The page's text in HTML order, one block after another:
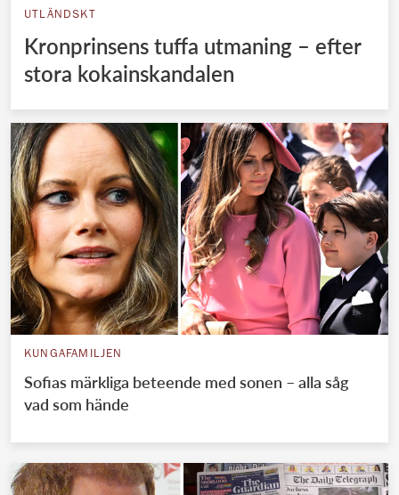
UTLÄNDSKT
Kronprinsens tuffa utmaning – efter
stora kokainskandalen
KUNGAFAMILJEN
Sofias märkliga beteende med sonen – alla såg
vad som hände